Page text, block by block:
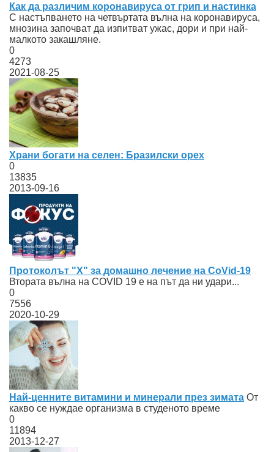
Как да различим коронавируса от грип и настинка
С настъпването на четвъртата вълна на коронавируса,
мнозина започват да изпитват ужас, дори и при най-
малкото закашляне.
0
4273
2021-08-25
Храни богати на селен: Бразилски орех
0
13835
2013-09-16
Протоколът "Х" за домашно лечение на CoVid-19
Втората вълна на COVID 19 е на път да ни удари...
0
7556
2020-10-29
Най-ценните витамини и минерали през зимата От
какво се нуждае организма в студеното време
0
11894
2013-12-27